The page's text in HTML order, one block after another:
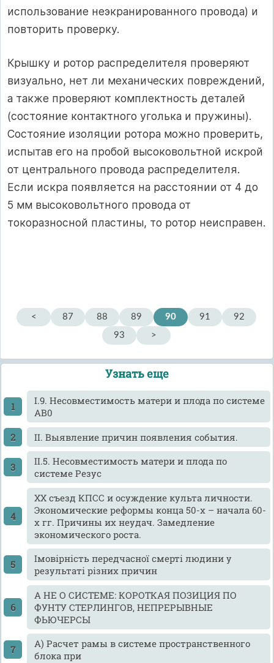
использование неэкранированного провода) и
повторить проверку.
Крышку и ротор распределителя проверяют
визуально, нет ли механических повреждений,
а также проверяют комплектность деталей
(состояние контактного уголька и пружины).
Состояние изоляции ротора можно проверить,
испытав его на пробой высоковольтной искрой
от центрального провода распределителя.
Если искра появляется на расстоянии от 4 до
5 мм высоковольтного провода от
токоразносной пластины, то ротор неисправен.
< 87 88 89 90 91
92
93
>
Узнать еще
I.9. Несовместимость матери и плода по системе
АВ0
II. Выявление причин появления события.
II.5. Несовместимость матери и плода по
системе Резус
XX съезд КПСС и осуждение культа личности.
Экономические реформы конца 50-х – начала 60-
х гг. Причины их неудач. Замедление
экономического роста.
Імовірність передчасної смерті людини у
результаті різних причин
А НЕ О СИСТЕМЕ: КОРОТКАЯ ПОЗИЦИЯ ПО
ФУНТУ СТЕРЛИНГОВ, НЕПРЕРЫВНЫЕ
ФЬЮЧЕРСЫ
А) Расчет рамы в системе пространственного
блока при